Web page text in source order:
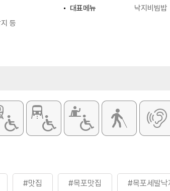
대표메뉴
낙지비빔밥
등
#맛집 #목포맛집 #목포세발낙